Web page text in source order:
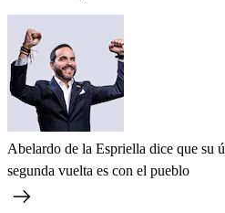
Abelardo de la Espriella dice que su
segunda vuelta es con el pueblo